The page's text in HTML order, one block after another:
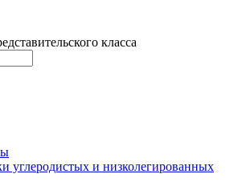
класса
углеродистых и низколегированных